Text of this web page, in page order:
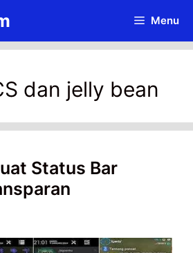
Menu
dan jelly bean
Status Bar